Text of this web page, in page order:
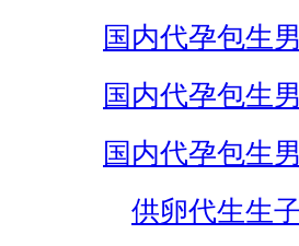
国内代孕包生
国内代孕包生
国内代孕包生
供卵代生生